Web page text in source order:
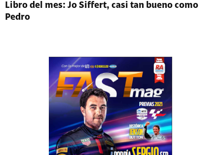
Libro del mes: Jo Siffert, casi tan bueno como
Pedro